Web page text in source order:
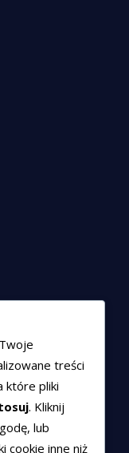
treści
które pliki
. Kliknij
lub
cookie inne niż